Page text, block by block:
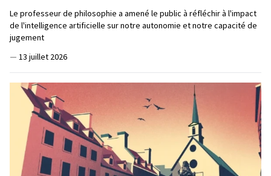
Le professeur de philosophie a amené le public à réfléchir à l'impact
de l'intelligence artificielle sur notre autonomie et notre capacité de
jugement
— 13 juillet 2026